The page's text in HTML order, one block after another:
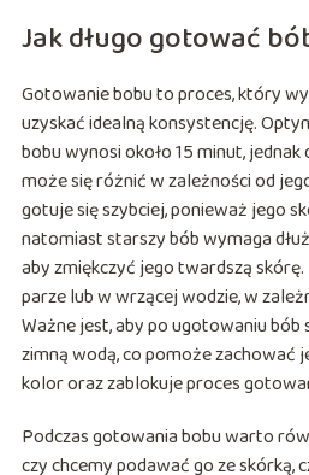
Jak długo gotować
Gotowanie bobu to proces, który
uzyskać idealną konsystencję.
bobu wynosi około 15 minut,
może się różnić w zależności od
gotuje się szybciej, ponieważ jego
natomiast starszy bób wymaga
aby zmiękczyć jego twardszą
parze lub w wrzącej wodzie, w
Ważne jest, aby po ugotowaniu bób
zimną wodą, co pomoże zachować
kolor oraz zablokuje proces
Podczas gotowania bobu warto
czy chcemy podawać go ze skórką,